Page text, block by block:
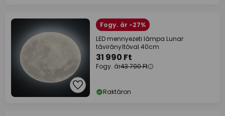
Fogy. ár -27%
LED mennyezeti lámpa Lunar
távirányítóval 40cm
31 990 Ft
Fogy. ár43 790 Ft
Raktáron